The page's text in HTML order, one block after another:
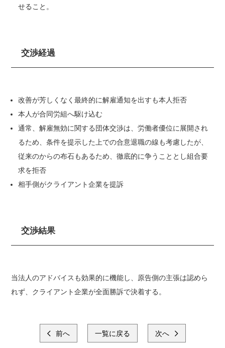
せること。
交渉経過
改善が芳しくなく最終的に解雇通知を出すも本人拒否
本人が合同労組へ駆け込む
通常、解雇無効に関する団体交渉は、労働者優位に展開され
るため、条件を提示した上での合意退職の線も考慮したが、
従来のからの布石もあるため、徹底的に争うこととし組合要
求を拒否
相手側がクライアント企業を提訴
交渉結果
当法人のアドバイスも効果的に機能し、原告側の主張は認めら
れず、クライアント企業が全面勝訴で決着する。
前へ 一覧に戻る 次へ